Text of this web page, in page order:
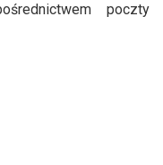
poczty